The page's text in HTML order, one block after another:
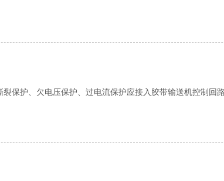
保护、欠电压保护、过电流保护应接入胶带输送机控制回